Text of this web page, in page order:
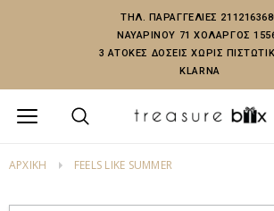
ΤΗΛ. ΠΑΡΑΓΓΕΛΙΕΣ
ΝΑΥΑΡΙΝΟΥ 71 ΧΟΛΑΡΓΟΣ
3 ΑΤΟΚΕΣ ΔΟΣΕΙΣ ΧΩΡΙΣ
KLARNA
ΑΡΧΙΚΗ FEELS LIKE SUMMER